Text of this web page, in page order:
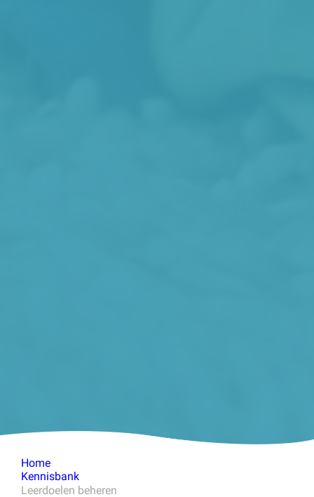
Home
Kennisbank
Leerdoelen beheren